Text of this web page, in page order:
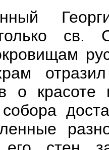
св.
о
собора